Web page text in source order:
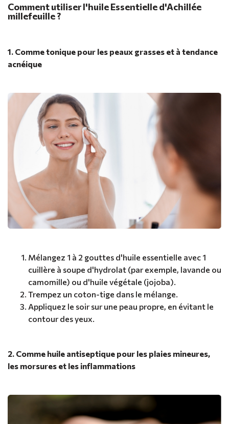
Comment utiliser l'huile Essentielle d'Achillée
millefeuille ?
1. Comme tonique pour les peaux grasses et à tendance
acnéique
Mélangez 1 à 2 gouttes d'huile essentielle avec 1
cuillère à soupe d'hydrolat (par exemple, lavande ou
camomille) ou d'huile végétale (jojoba).
Trempez un coton-tige dans le mélange.
Appliquez le soir sur une peau propre, en évitant le
contour des yeux.
2. Comme huile antiseptique pour les plaies mineures,
les morsures et les inflammations